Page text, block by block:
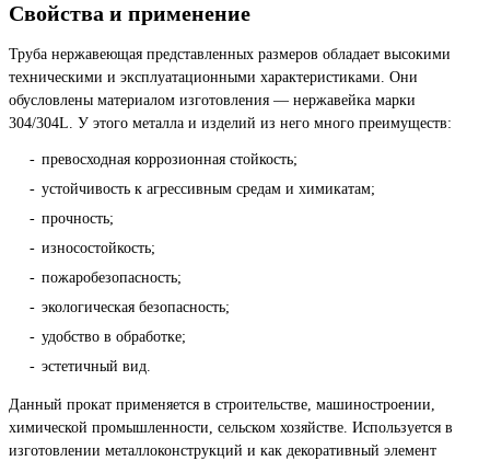
Свойства и применение
Труба нержавеющая представленных размеров обладает высокими
техническими и эксплуатационными характеристиками. Они
обусловлены материалом изготовления — нержавейка марки
304/304L. У этого металла и изделий из него много преимуществ:
превосходная коррозионная стойкость;
устойчивость к агрессивным средам и химикатам;
прочность;
износостойкость;
пожаробезопасность;
экологическая безопасность;
удобство в обработке;
эстетичный вид.
Данный прокат применяется в строительстве, машиностроении,
химической промышленности, сельском хозяйстве. Используется в
изготовлении металлоконструкций и как декоративный элемент